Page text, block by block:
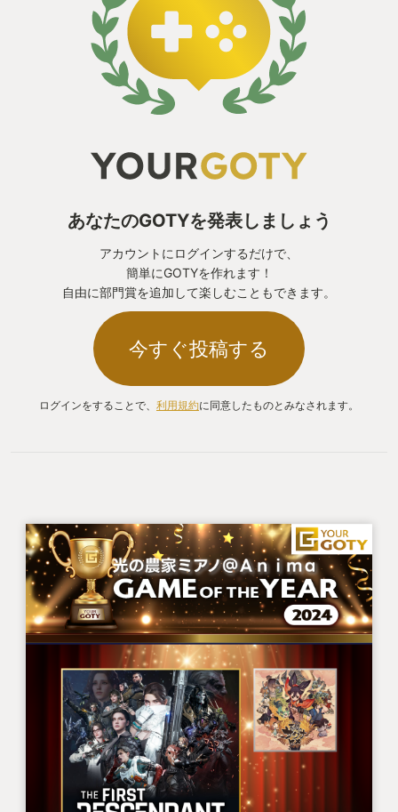
あなたのGOTYを発表しましょう
アカウントにログインするだけで、
簡単にGOTYを作れます！
自由に部門賞を追加して楽しむこともできます。
今すぐ投稿する
ログインをすることで、 利用規約に同意したものとみなされます。